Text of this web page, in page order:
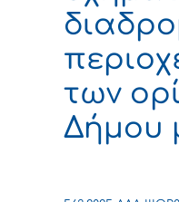
των
Δήμου